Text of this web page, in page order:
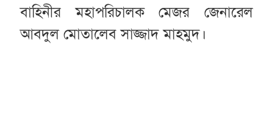
বাহিনীর মহাপরিচালক মেজর জেনারেল
আবদুল মোতালেব সাজ্জাদ মাহমুদ।